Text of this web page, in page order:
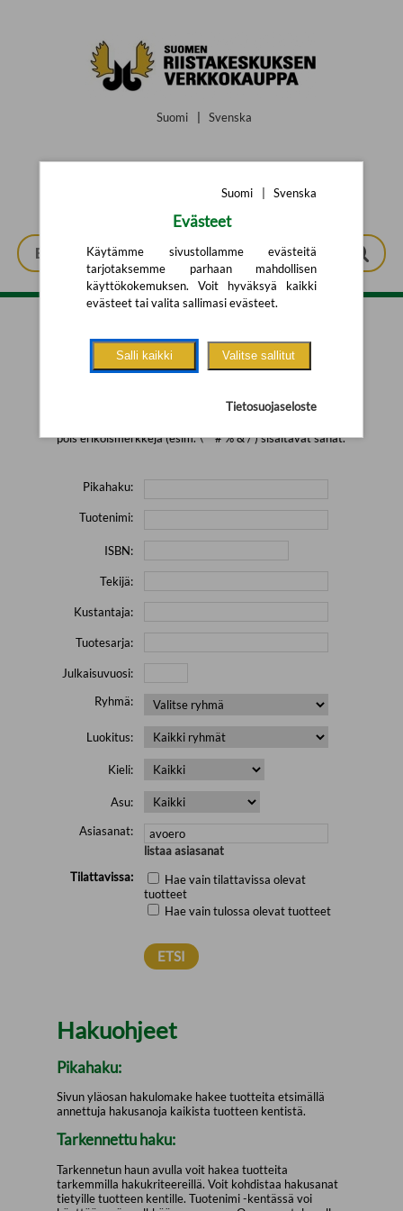
Suomi Svenska
Tarkennettu haku
pois erikoismerkkejä (esim. \' " # % & / ) sisältävät sanat.
Pikahaku:
Tuotenimi:
ISBN:
Tekijä:
Kustantaja:
Tuotesarja:
Julkaisuvuosi:
Ryhmä:
Luokitus:
Kieli:
Asu:
Asiasanat:
listaa asiasanat
Tilattavissa:
Hae vain tilattavissa olevat
tuotteet
Hae vain tulossa olevat tuotteet
Hakuohjeet
Pikahaku:
Sivun yläosan hakulomake hakee tuotteita etsimällä
annettuja hakusanoja kaikista tuotteen kentistä.
Tarkennettu haku:
Tarkennetun haun avulla voit hakea tuotteita
tarkemmilla hakukriteereillä. Voit kohdistaa hakusanat
tietyille tuotteen kentille. Tuotenimi -kentässä voi
Suomi Svenska
Evästeet
Käytämme sivustollamme evästeitä
tarjotaksemme parhaan mahdollisen
käyttökokemuksen. Voit hyväksyä kaikki
evästeet tai valita sallimasi evästeet.
Salli kaikki Valitse sallitut
Tietosuojaseloste